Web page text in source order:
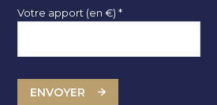
Votre apport (en €) *
ENVOYER